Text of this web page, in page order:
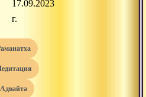
17.09.2023
г.
раманатха
медитация
адвайта